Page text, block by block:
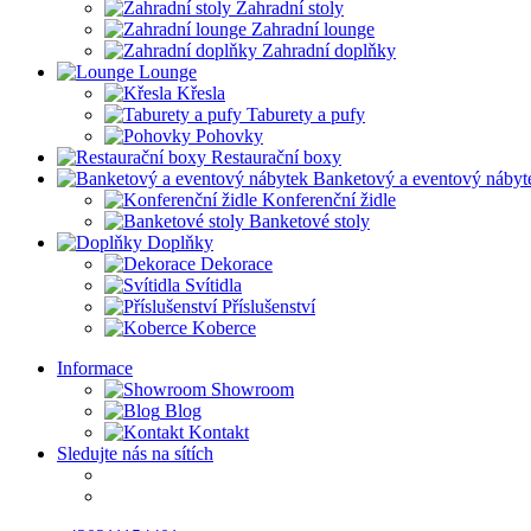
Zahradní stoly
Zahradní lounge
Zahradní doplňky
Lounge
Křesla
Taburety a pufy
Pohovky
Restaurační boxy
Banketový a eventový
Konferenční židle
Banketové stoly
Doplňky
Dekorace
Svítidla
Příslušenství
Koberce
Informace
Showroom
Blog
Kontakt
Sledujte nás na sítích